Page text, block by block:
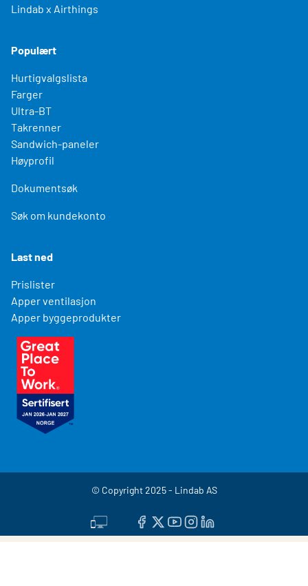
Lindab x Airthings
Populært
Hurtigvalgslista
Farger
Ultra-BT
Takrenner
Sandwich-paneler
Høyprofil
Dokumentsøk
Søk om kundekonto
Last ned
Prislister
Apper ventilasjon
Apper byggeprodukter
© Copyright 2025 - Lindab AS